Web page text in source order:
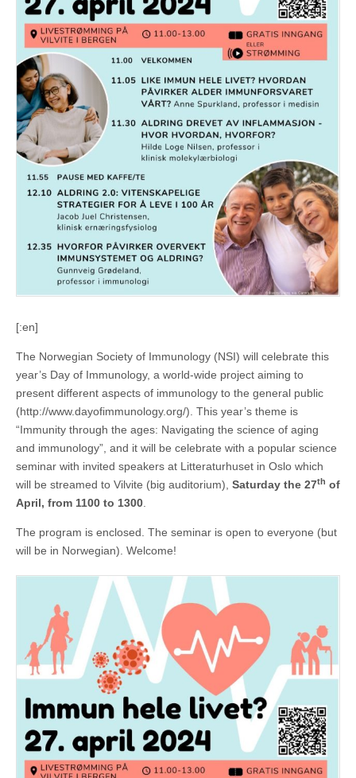
[:en]
The Norwegian Society of Immunology (NSI) will celebrate this
year’s Day of Immunology, a world-wide project aiming to
present different aspects of immunology to the general public
(http://www.dayofimmunology.org/). This year’s theme is
“Immunity through the ages: Navigating the science of aging
and immunology”, and it will be celebrate with a popular science
seminar with invited speakers at Litteraturhuset in Oslo which
will be streamed to Vilvite (big auditorium), Saturday the 27th of
April, from 1100 to 1300
The program is enclosed. The seminar is open to everyone (but
will be in Norwegian). Welcome!